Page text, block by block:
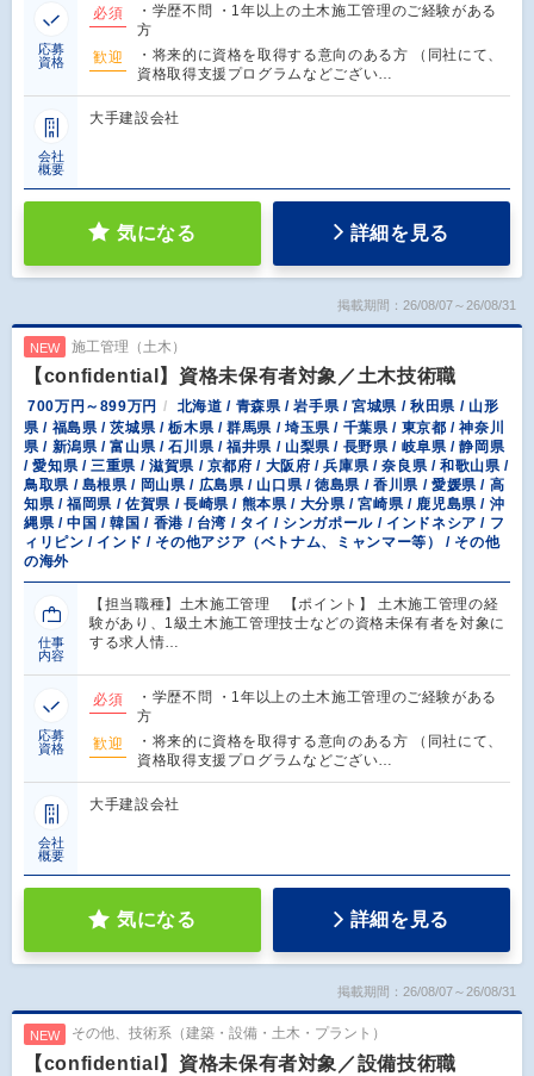
応募
資格
必須
・学歴不問 ・1年以上の土木施工管理のご経験がある
方
歓迎
・将来的に資格を取得する意向のある方 （同社にて、
資格取得支援プログラムなどござい…
会社
概要
大手建設会社
気になる 詳細を見る
掲載期間：26/08/07～26/08/31
NEW 施工管理（土木）
【confidential】資格未保有者対象／土木技術職
700万円～899万円
北海道 / 青森県 / 岩手県 / 宮城県 / 秋田県 / 山形
県 / 福島県 / 茨城県 / 栃木県 / 群馬県 / 埼玉県 / 千葉県 / 東京都 / 神奈川
県 / 新潟県 / 富山県 / 石川県 / 福井県 / 山梨県 / 長野県 / 岐阜県 / 静岡県
/ 愛知県 / 三重県 / 滋賀県 / 京都府 / 大阪府 / 兵庫県 / 奈良県 / 和歌山県 /
鳥取県 / 島根県 / 岡山県 / 広島県 / 山口県 / 徳島県 / 香川県 / 愛媛県 / 高
知県 / 福岡県 / 佐賀県 / 長崎県 / 熊本県 / 大分県 / 宮崎県 / 鹿児島県 / 沖
縄県 / 中国 / 韓国 / 香港 / 台湾 / タイ / シンガポール / インドネシア / フ
ィリピン / インド / その他アジア（ベトナム、ミャンマー等） / その他
の海外
仕事
内容
【担当職種】土木施工管理 【ポイント】 土木施工管理の経
験があり、1級土木施工管理技士などの資格未保有者を対象に
する求人情…
応募
資格
必須
・学歴不問 ・1年以上の土木施工管理のご経験がある
方
歓迎
・将来的に資格を取得する意向のある方 （同社にて、
資格取得支援プログラムなどござい…
会社
概要
大手建設会社
気になる 詳細を見る
掲載期間：26/08/07～26/08/31
NEW その他、技術系（建築・設備・土木・プラント）
【confidential】資格未保有者対象／設備技術職